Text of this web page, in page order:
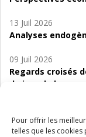
Pour offrir les
telles que les
13 Juil 2026
Analyses
09 Juil 2026
Regards croisés
de jour de bas
06 Juil 2026
Étude